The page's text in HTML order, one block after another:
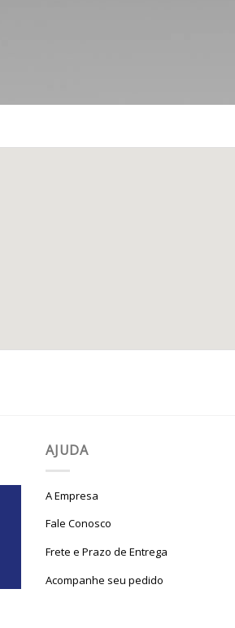
AJUDA
A Empresa
Fale Conosco
Frete e Prazo de Entrega
Acompanhe seu pedido